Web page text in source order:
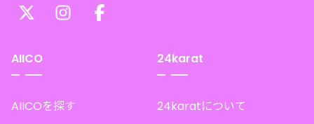
AIICO
AIICOを探す
24karat
24karatについて